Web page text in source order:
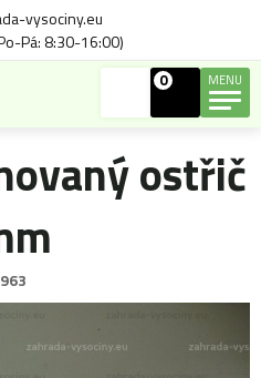
vysociny.eu
Pá: 8:30-16:00)
0 MENU
ostřič